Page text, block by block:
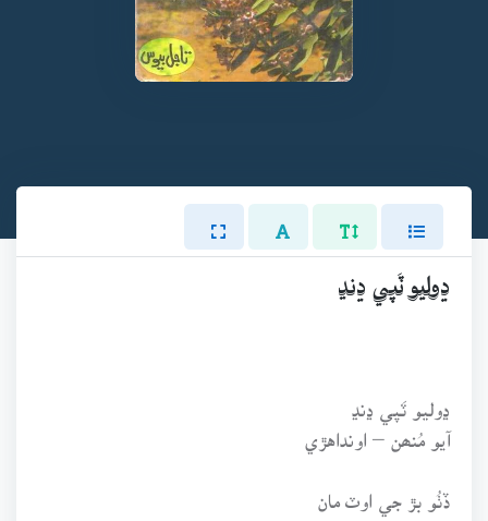
ڍوليو ٽَپي ڍنڍ
ڍوليو ٽَپي ڍنڍ
آيو مُنھن – اونداهڙي
ڏٺُو بڙ جي اوٽ مان